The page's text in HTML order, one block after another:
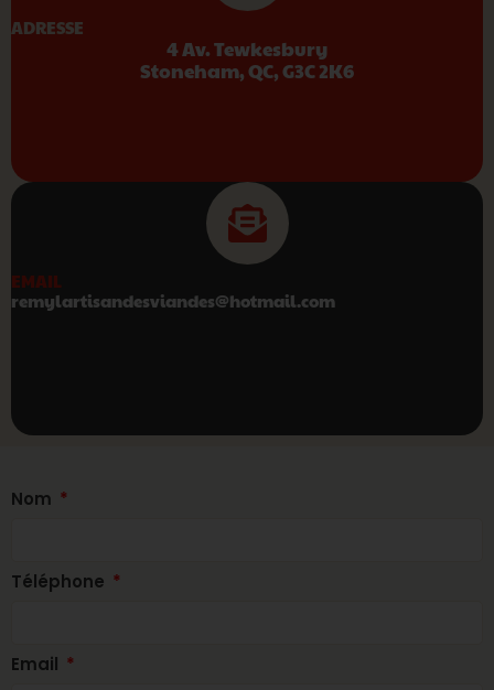
ADRESSE
4 Av. Tewkesbury
Stoneham, QC, G3C 2K6
EMAIL
remylartisandesviandes@hotmail.com
Nom
Téléphone
Email